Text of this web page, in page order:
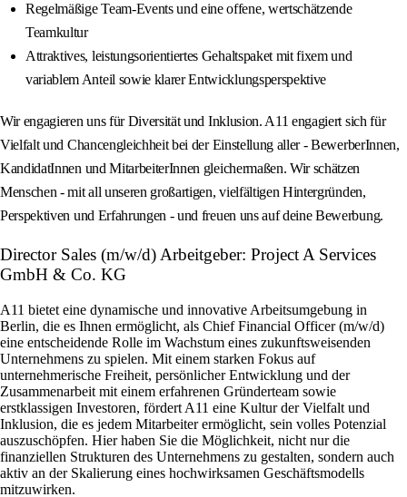
Regelmäßige Team-Events und eine offene, wertschätzende
Teamkultur
Attraktives, leistungsorientiertes Gehaltspaket mit fixem und
variablem Anteil sowie klarer Entwicklungsperspektive
Wir engagieren uns für Diversität und Inklusion. A11 engagiert sich für
Vielfalt und Chancengleichheit bei der Einstellung aller - BewerberInnen,
KandidatInnen und MitarbeiterInnen gleichermaßen. Wir schätzen
Menschen - mit all unseren großartigen, vielfältigen Hintergründen,
Perspektiven und Erfahrungen - und freuen uns auf deine Bewerbung.
Director Sales (m/w/d) Arbeitgeber: Project A Services
GmbH & Co. KG
A11 bietet eine dynamische und innovative Arbeitsumgebung in
Berlin, die es Ihnen ermöglicht, als Chief Financial Officer (m/w/d)
eine entscheidende Rolle im Wachstum eines zukunftsweisenden
Unternehmens zu spielen. Mit einem starken Fokus auf
unternehmerische Freiheit, persönlicher Entwicklung und der
Zusammenarbeit mit einem erfahrenen Gründerteam sowie
erstklassigen Investoren, fördert A11 eine Kultur der Vielfalt und
Inklusion, die es jedem Mitarbeiter ermöglicht, sein volles Potenzial
auszuschöpfen. Hier haben Sie die Möglichkeit, nicht nur die
finanziellen Strukturen des Unternehmens zu gestalten, sondern auch
aktiv an der Skalierung eines hochwirksamen Geschäftsmodells
mitzuwirken.